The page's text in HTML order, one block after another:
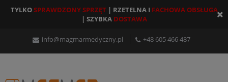
TYLKOSPRAWDZONY SPRZĘT| RZETELNA I FACHOWA OBSŁUGA
| SZYBKA DOSTAWA
info@magmarmedyczny.pl +48 605 466 487